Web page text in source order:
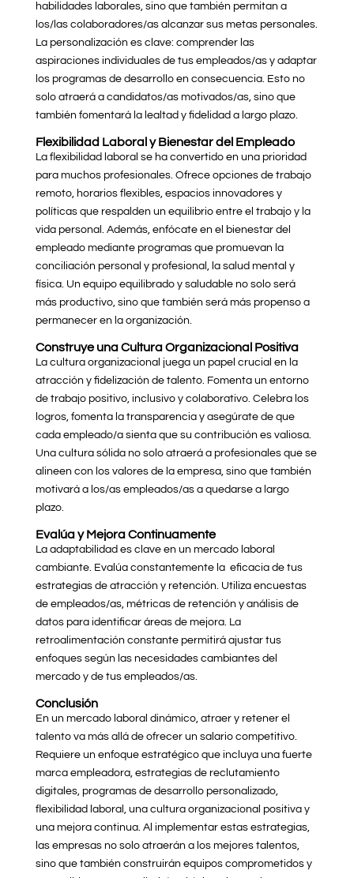
habilidades laborales, sino que también permitan a
los/las colaboradores/as alcanzar sus metas personales.
La personalización es clave: comprender las
aspiraciones individuales de tus empleados/as y adaptar
los programas de desarrollo en consecuencia. Esto no
solo atraerá a candidatos/as motivados/as, sino que
también fomentará la lealtad y fidelidad a largo plazo.
Flexibilidad Laboral y Bienestar del Empleado
La flexibilidad laboral se ha convertido en una prioridad
para muchos profesionales. Ofrece opciones de trabajo
remoto, horarios flexibles, espacios innovadores y
políticas que respalden un equilibrio entre el trabajo y la
vida personal. Además, enfócate en el bienestar del
empleado mediante programas que promuevan la
conciliación personal y profesional, la salud mental y
física. Un equipo equilibrado y saludable no solo será
más productivo, sino que también será más propenso a
permanecer en la organización.
Construye una Cultura Organizacional Positiva
La cultura organizacional juega un papel crucial en la
atracción y fidelización de talento. Fomenta un entorno
de trabajo positivo, inclusivo y colaborativo. Celebra los
logros, fomenta la transparencia y asegúrate de que
cada empleado/a sienta que su contribución es valiosa.
Una cultura sólida no solo atraerá a profesionales que se
alineen con los valores de la empresa, sino que también
motivará a los/as empleados/as a quedarse a largo
plazo.
Evalúa y Mejora Continuamente
La adaptabilidad es clave en un mercado laboral
cambiante. Evalúa constantemente la eficacia de tus
estrategias de atracción y retención. Utiliza encuestas
de empleados/as, métricas de retención y análisis de
datos para identificar áreas de mejora. La
retroalimentación constante permitirá ajustar tus
enfoques según las necesidades cambiantes del
mercado y de tus empleados/as.
Conclusión
En un mercado laboral dinámico, atraer y retener el
talento va más allá de ofrecer un salario competitivo.
Requiere un enfoque estratégico que incluya una fuerte
marca empleadora, estrategias de reclutamiento
digitales, programas de desarrollo personalizado,
flexibilidad laboral, una cultura organizacional positiva y
una mejora continua. Al implementar estas estrategias,
las empresas no solo atraerán a los mejores talentos,
sino que también construirán equipos comprometidos y